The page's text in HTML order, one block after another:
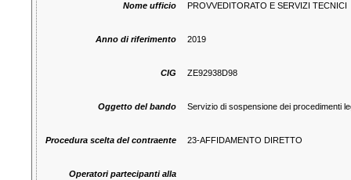
Nome ufficio PROVVEDITORATO E SERVIZI TECNICI
Anno di riferimento 2019
CIG ZE92938D98
Oggetto del bando Servizio di sospensione dei procedimenti
Procedura scelta del contraente 23-AFFIDAMENTO DIRETTO
Operatori partecipanti alla